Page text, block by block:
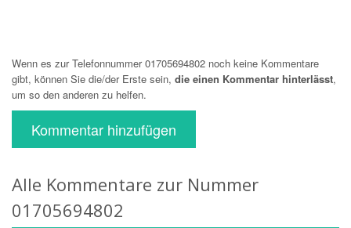
Wenn es zur Telefonnummer 01705694802 noch keine Kommentare
gibt, können Sie die/der Erste sein, die einen Kommentar hinterlässt,
um so den anderen zu helfen.
Kommentar hinzufügen
Alle Kommentare zur Nummer
01705694802